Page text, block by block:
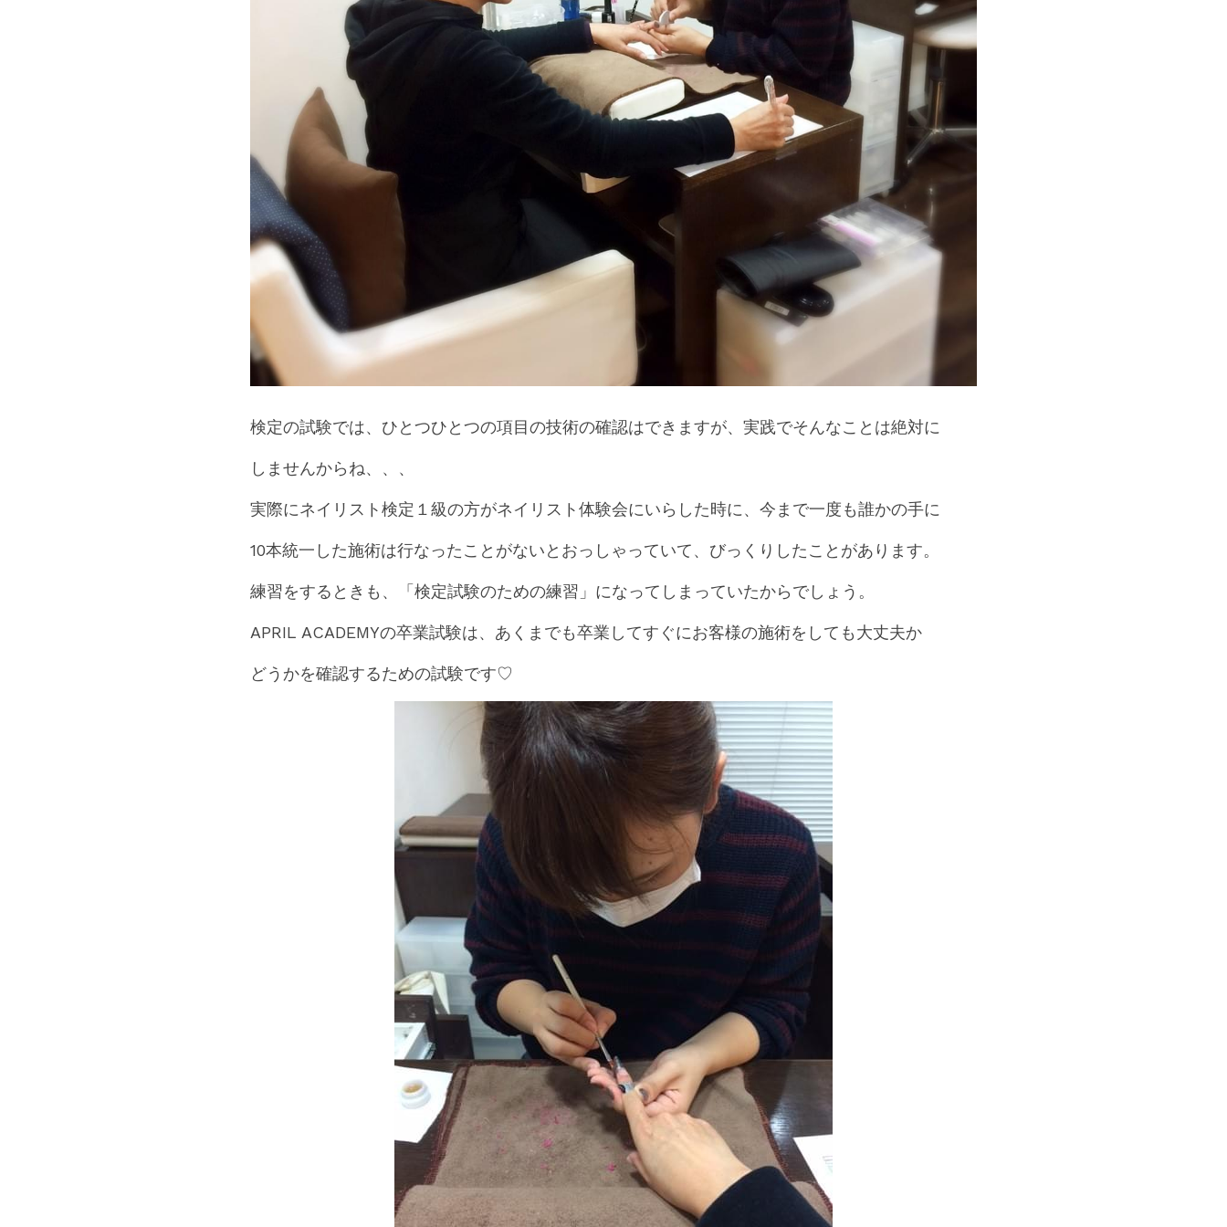
検定の試験では、ひとつひとつの項目の技術の確認はできますが、実践でそんなことは絶対に
しませんからね、、、
実際にネイリスト検定１級の方がネイリスト体験会にいらした時に、今まで一度も誰かの手に
10本統一した施術は行なったことがないとおっしゃっていて、びっくりしたことがあります。
練習をするときも、「検定試験のための練習」になってしまっていたからでしょう。
APRIL ACADEMYの卒業試験は、あくまでも卒業してすぐにお客様の施術をしても大丈夫か
どうかを確認するための試験です♡